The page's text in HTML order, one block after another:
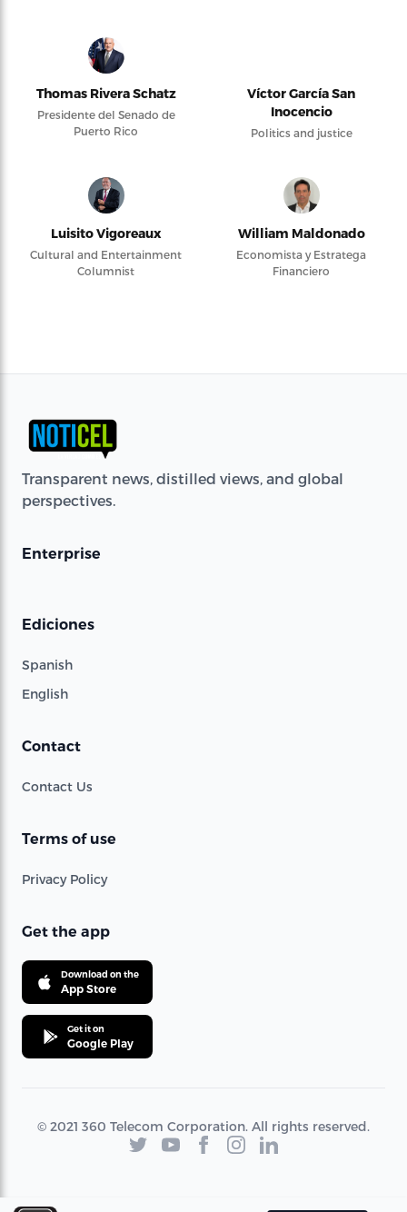
Thomas Rivera Schatz
Presidente del Senado de
Puerto Rico
Víctor García San
Inocencio
Politics and justice
Luisito Vigoreaux
Cultural and Entertainment
Columnist
William Maldonado
Economista y Estratega
Financiero
Transparent news, distilled views, and global
perspectives.
Enterprise
Ediciones
Spanish
English
Contact
Contact Us
Terms of use
Privacy Policy
Get the app
Download on the
App Store
Get it on
Google Play
© 2021 360 Telecom Corporation. All rights reserved.